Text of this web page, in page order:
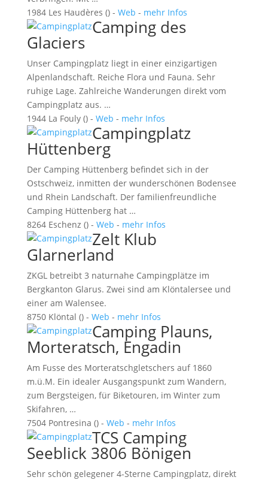
1984 Les Haudères () - Web - mehr Infos
Camping des
Glaciers
Unser Campingplatz liegt in einer einzigartigen
Alpenlandschaft. Reiche Flora und Fauna. Sehr
ruhige Lage. Zahlreiche Wanderungen direkt vom
Campingplatz aus. …
1944 La Fouly () - Web - mehr Infos
Campingplatz
Hüttenberg
Der Camping Hüttenberg befindet sich in der
Ostschweiz, inmitten der wunderschönen Bodensee
und Rhein Landschaft. Der familienfreundliche
Camping Hüttenberg hat …
8264 Eschenz () - Web - mehr Infos
Zelt Klub
Glarnerland
ZKGL betreibt 3 naturnahe Campingplätze im
Bergkanton Glarus. Zwei sind am Klöntalersee und
einer am Walensee.
8750 Klöntal () - Web - mehr Infos
Camping Plauns,
Morteratsch, Engadin
Am Fusse des Morteratschgletschers auf 1860
m.ü.M. Ein idealer Ausgangspunkt zum Wandern,
zum Bergsteigen, für Biketouren, im Winter zum
Skifahren, …
7504 Pontresina () - Web - mehr Infos
TCS Camping
Seeblick 3806 Bönigen
Sehr schön gelegener 4-Sterne Campingplatz, direkt